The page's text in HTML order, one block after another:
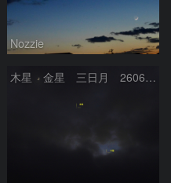
Nozzie
木星 金星 三日月 260618